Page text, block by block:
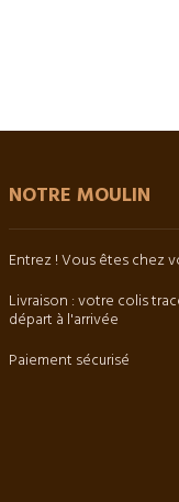
NOTRE MOULIN
Entrez ! Vous êtes chez
Livraison : votre colis
départ à l'arrivée
Paiement sécurisé